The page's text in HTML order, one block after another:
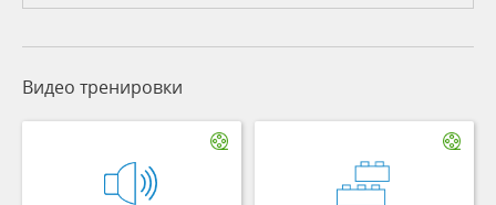
Видео тренировки